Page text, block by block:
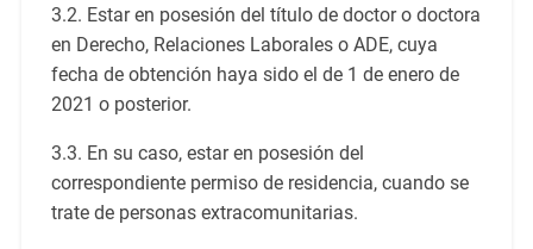
3.2. Estar en posesión del título de doctor o doctora
en Derecho, Relaciones Laborales o ADE, cuya
fecha de obtención haya sido el de 1 de enero de
2021 o posterior.
3.3. En su caso, estar en posesión del
correspondiente permiso de residencia, cuando se
trate de personas extracomunitarias.